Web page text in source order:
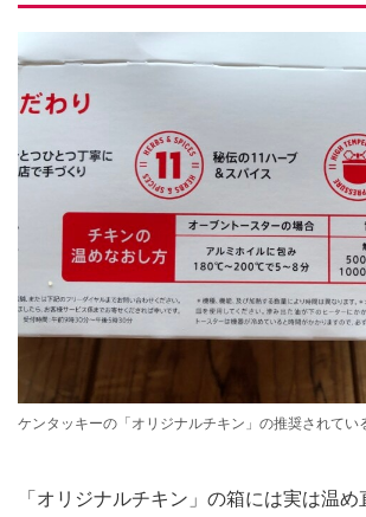
ケンタッキーの「オリジナルチキン」の推奨されてい
「オリジナルチキン」の箱には実は温